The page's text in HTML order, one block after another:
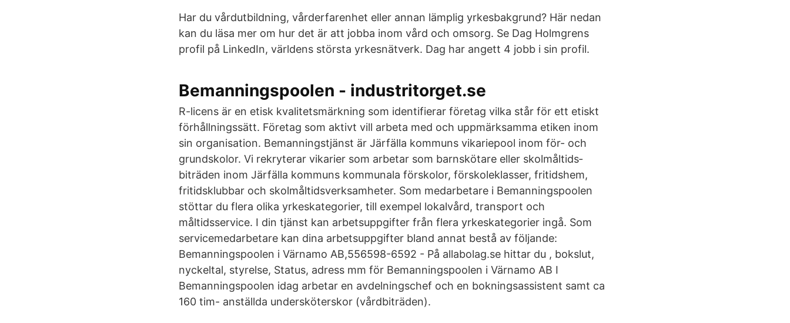
Har du vårdutbildning, vårderfarenhet eller annan lämplig yrkesbakgrund? Här nedan
kan du läsa mer om hur det är att jobba inom vård och omsorg. Se Dag Holmgrens
profil på LinkedIn, världens största yrkesnätverk. Dag har angett 4 jobb i sin profil.
Bemanningspoolen - industritorget.se
R-licens är en etisk kvalitetsmärkning som identifierar företag vilka står för ett etiskt
förhållningssätt. Företag som aktivt vill arbeta med och uppmärksamma etiken inom
sin organisation. Bemannings­tjänst är Järfälla kommuns vikarie­pool inom för- och
grund­skolor. Vi rekryterar vikarier som arbetar som barn­skötare eller skol­måltids­
biträden inom Järfälla kommuns kommunala för­skolor, för­skole­klasser, fritids­hem,
fritids­klubbar och skol­måltids­verksamheter. Som medarbetare i Bemanningspoolen
stöttar du flera olika yrkeskategorier, till exempel lokalvård, transport och
måltidsservice. I din tjänst kan arbetsuppgifter från flera yrkeskategorier ingå. Som
servicemedarbetare kan dina arbetsuppgifter bland annat bestå av följande:
Bemanningspoolen i Värnamo AB,556598-6592 - På allabolag.se hittar du , bokslut,
nyckeltal, styrelse, Status, adress mm för Bemanningspoolen i Värnamo AB I
Bemanningspoolen idag arbetar en avdelningschef och en bokningsassistent samt ca
160 tim- anställda undersköterskor (vårdbiträden).